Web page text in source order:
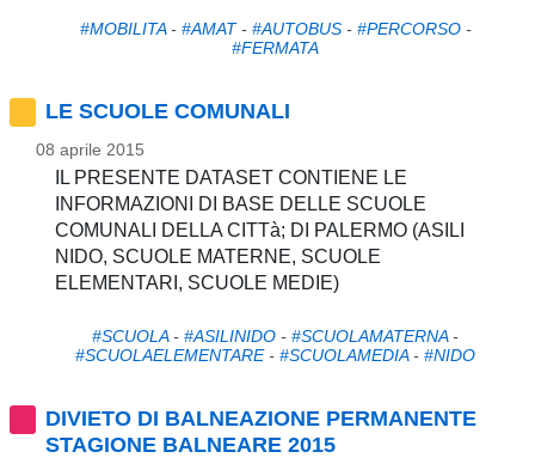
#MOBILITA- #AMAT- #AUTOBUS- #PERCORSO-
#FERMATA
LE SCUOLE COMUNALI
08 aprile 2015
IL PRESENTE DATASET CONTIENE LE
INFORMAZIONI DI BASE DELLE SCUOLE
COMUNALI DELLA CITTà; DI PALERMO (ASILI
NIDO, SCUOLE MATERNE, SCUOLE
ELEMENTARI, SCUOLE MEDIE)
#SCUOLA-#ASILINIDO -#SCUOLAMATERNA-
#SCUOLAELEMENTARE-#SCUOLAMEDIA-#NIDO
DIVIETO DI BALNEAZIONE PERMANENTE
STAGIONE BALNEARE 2015